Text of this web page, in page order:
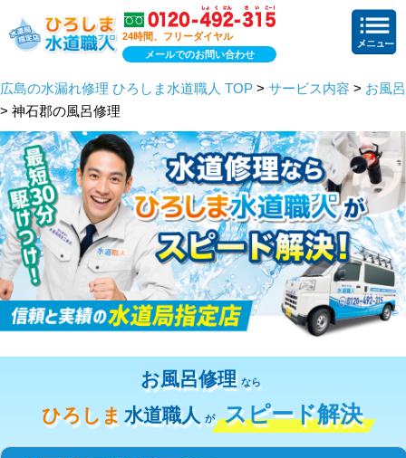
24時間、フリーダイヤル
メールでのお問い合わせ
広島の水漏れ修理 ひろしま水道職人 TOP > サービス内容 > お風呂
> 神石郡の風呂修理
お風呂修理 なら
ひろしま 水道職人 が スピード解決